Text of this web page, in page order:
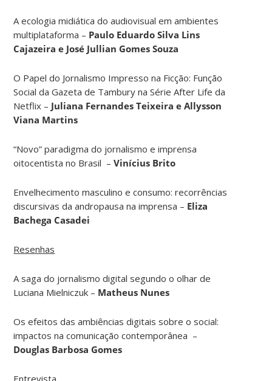
A ecologia midiática do audiovisual em ambientes
multiplataforma – Paulo Eduardo Silva Lins
Cajazeira e José Jullian Gomes Souza
O Papel do Jornalismo Impresso na Ficção: Função
Social da Gazeta de Tambury na Série After Life da
Netflix – Juliana Fernandes Teixeira e Allysson
Viana Martins
“Novo” paradigma do jornalismo e imprensa
oitocentista no Brasil –Vinícius Brito
Envelhecimento masculino e consumo: recorrências
discursivas da andropausa na imprensa – Eliza
Bachega Casadei
Resenhas
A saga do jornalismo digital segundo o olhar de
Luciana Mielniczuk – Matheus Nunes
Os efeitos das ambiências digitais sobre o social:
impactos na comunicação contemporânea –
Douglas Barbosa Gomes
Entrevista